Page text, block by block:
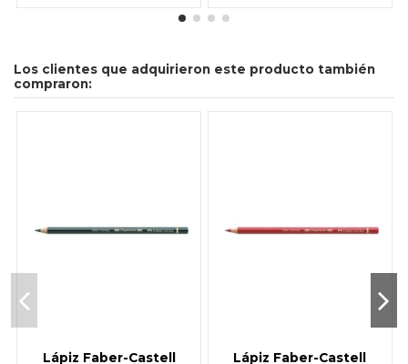
Los clientes que adquirieron este producto también
compraron:
Lápiz Faber-Castell
Lápiz Faber-Castell